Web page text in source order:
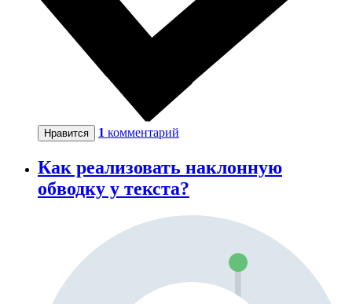
Нравится 1 комментарий
Как реализовать наклонную
обводку у текста?